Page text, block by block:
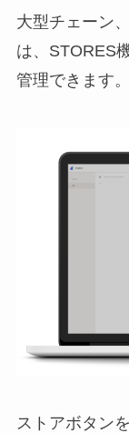
大型チェーン
は、STORES
管理できます。
ストアボタン